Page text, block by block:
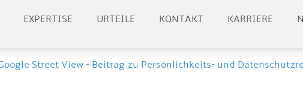
EXPERTISE URTEILE KONTAKT KARRIERE
Street View - Beitrag zu Persönlichkeits- und